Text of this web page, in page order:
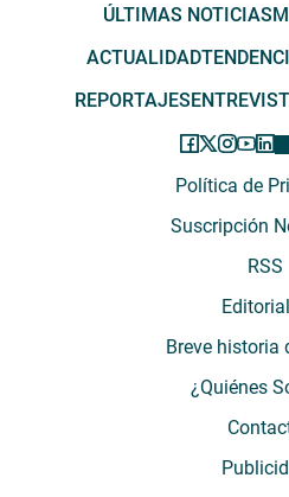
ÚLTIMAS NOTICIAS
ACTUALIDAD
REPORTAJES
Política de
Suscripción
RSS
Breve historia
¿Quiénes